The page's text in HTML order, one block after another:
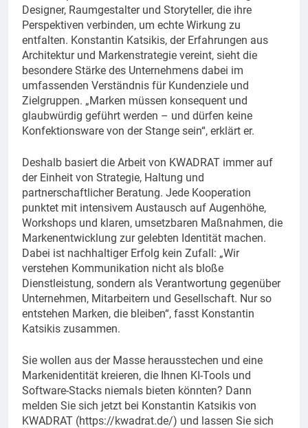
Designer, Raumgestalter und Storyteller, die ihre
Perspektiven verbinden, um echte Wirkung zu
entfalten. Konstantin Katsikis, der Erfahrungen aus
Architektur und Markenstrategie vereint, sieht die
besondere Stärke des Unternehmens dabei im
umfassenden Verständnis für Kundenziele und
Zielgruppen. „Marken müssen konsequent und
glaubwürdig geführt werden – und dürfen keine
Konfektionsware von der Stange sein“, erklärt er.
Deshalb basiert die Arbeit von KWADRAT immer auf
der Einheit von Strategie, Haltung und
partnerschaftlicher Beratung. Jede Kooperation
punktet mit intensivem Austausch auf Augenhöhe,
Workshops und klaren, umsetzbaren Maßnahmen, die
Markenentwicklung zur gelebten Identität machen.
Dabei ist nachhaltiger Erfolg kein Zufall: „Wir
verstehen Kommunikation nicht als bloße
Dienstleistung, sondern als Verantwortung gegenüber
Unternehmen, Mitarbeitern und Gesellschaft. Nur so
entstehen Marken, die bleiben“, fasst Konstantin
Katsikis zusammen.
Sie wollen aus der Masse herausstechen und eine
Markenidentität kreieren, die Ihnen KI-Tools und
Software-Stacks niemals bieten könnten? Dann
melden Sie sich jetzt bei Konstantin Katsikis von
KWADRAT (https://kwadrat.de/) und lassen Sie sich